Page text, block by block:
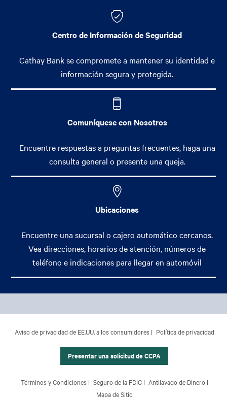
Centro de Información de Seguridad
Cathay Bank se compromete a mantener su identidad e
información segura y protegida.
Comuníquese con Nosotros
Encuentre respuestas a preguntas frecuentes, haga una
consulta general o presente una queja.
Ubicaciones
Encuentre una sucursal o cajero automático cercanos.
Vea direcciones, horarios de atención, números de
teléfono e indicaciones para llegar en automóvil
Banca Personal
Banca Comercial
Acerca de Nosotros
Aviso de privacidad de EE.UU. a los consumidores Política de privacidad
Presentar una solicitud de CCPA
Footer Site Map
Términos y Condiciones Seguro de la FDIC
Antilavado de Dinero
Mapa de Sitio